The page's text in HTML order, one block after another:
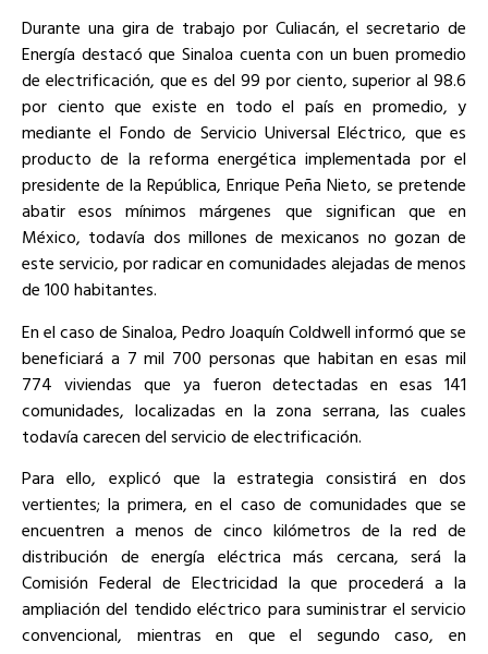
Durante una gira de trabajo por Culiacán, el secretario de
Energía destacó que Sinaloa cuenta con un buen promedio
de electrificación, que es del 99 por ciento, superior al 98.6
por ciento que existe en todo el país en promedio, y
mediante el Fondo de Servicio Universal Eléctrico, que es
producto de la reforma energética implementada por el
presidente de la República, Enrique Peña Nieto, se pretende
abatir esos mínimos márgenes que significan que en
México, todavía dos millones de mexicanos no gozan de
este servicio, por radicar en comunidades alejadas de menos
de 100 habitantes.
En el caso de Sinaloa, Pedro Joaquín Coldwell informó que se
beneficiará a 7 mil 700 personas que habitan en esas mil
774 viviendas que ya fueron detectadas en esas 141
comunidades, localizadas en la zona serrana, las cuales
todavía carecen del servicio de electrificación.
Para ello, explicó que la estrategia consistirá en dos
vertientes; la primera, en el caso de comunidades que se
encuentren a menos de cinco kilómetros de la red de
distribución de energía eléctrica más cercana, será la
Comisión Federal de Electricidad la que procederá a la
ampliación del tendido eléctrico para suministrar el servicio
convencional, mientras en que el segundo caso, en